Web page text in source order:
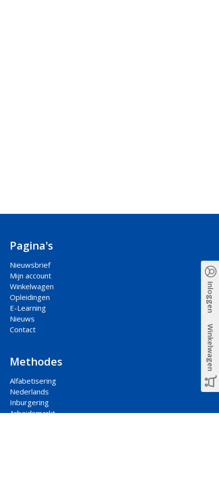
Inloggen
Winkelwagen
Pagina's
Nieuwsbrief
Mijn account
Winkelwagen
Opleidingen
E-Learning
Nieuws
Contact
Methodes
Alfabetisering
Nederlands
Inburgering
Arbeidsmarkt